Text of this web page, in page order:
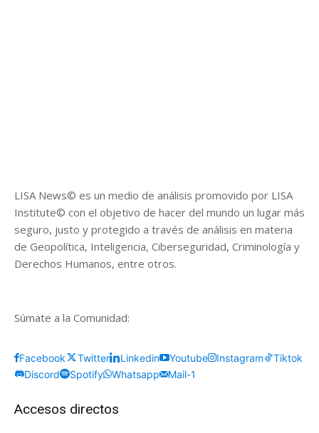
LISA News© es un medio de análisis promovido por LISA
Institute© con el objetivo de hacer del mundo un lugar más
seguro, justo y protegido a través de análisis en materia
de Geopolítica, Inteligencia, Ciberseguridad, Criminología y
Derechos Humanos, entre otros.
Súmate a la Comunidad:
Facebook Twitter Linkedin Youtube Instagram
Tiktok
Discord
Spotify Whatsapp Mail-1
Accesos directos